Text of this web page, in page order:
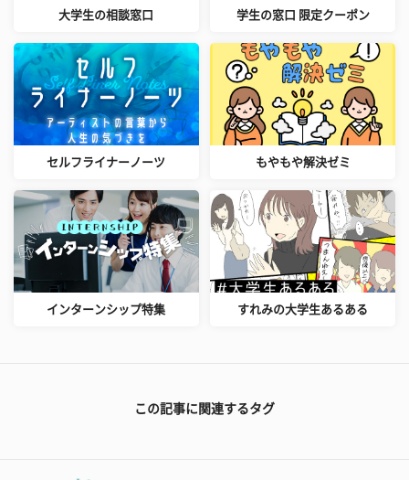
大学生の相談窓口 学生の窓口 限定クーポン
セルフライナーノーツ もやもや解決ゼミ
インターンシップ特集 すれみの大学生あるある
この記事に関連するタグ